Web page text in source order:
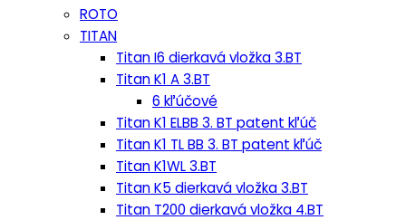
ROTO
TITAN
Titan I6 dierkavá vložka 3.BT
Titan K1 A 3.BT
6 kľúčové
Titan K1 ELBB 3. BT patent kľúč
Titan K1 TL BB 3. BT patent kľúč
Titan K1WL 3.BT
Titan K5 dierkavá vložka 3.BT
Titan T200 dierkavá vložka 4.BT